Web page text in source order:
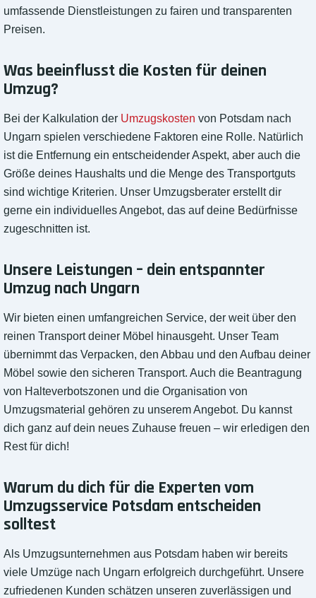
umfassende Dienstleistungen zu fairen und transparenten
Preisen.
Was beeinflusst die Kosten für deinen
Umzug?
Bei der Kalkulation der Umzugskosten von Potsdam nach
Ungarn spielen verschiedene Faktoren eine Rolle. Natürlich
ist die Entfernung ein entscheidender Aspekt, aber auch die
Größe deines Haushalts und die Menge des Transportguts
sind wichtige Kriterien. Unser Umzugsberater erstellt dir
gerne ein individuelles Angebot, das auf deine Bedürfnisse
zugeschnitten ist.
Unsere Leistungen – dein entspannter
Umzug nach Ungarn
Wir bieten einen umfangreichen Service, der weit über den
reinen Transport deiner Möbel hinausgeht. Unser Team
übernimmt das Verpacken, den Abbau und den Aufbau deiner
Möbel sowie den sicheren Transport. Auch die Beantragung
von Halteverbotszonen und die Organisation von
Umzugsmaterial gehören zu unserem Angebot. Du kannst
dich ganz auf dein neues Zuhause freuen – wir erledigen den
Rest für dich!
Warum du dich für die Experten vom
Umzugsservice Potsdam entscheiden
solltest
Als Umzugsunternehmen aus Potsdam haben wir bereits
viele Umzüge nach Ungarn erfolgreich durchgeführt. Unsere
zufriedenen Kunden schätzen unseren zuverlässigen und